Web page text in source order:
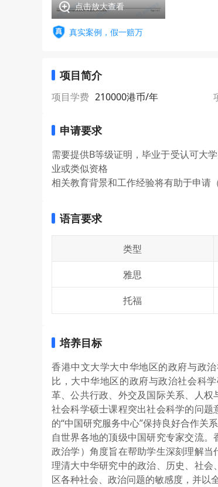
点击放大查看
真实案例，假一赔万
项目简介
项目学费 210000港币/年
申请要求
需要提供B等级证明，毕业于受认可大
业或类似资格
相关教育背景和工作经验将有助于申请
语言要求
类型
雅思
托福
培养目标
香港中文大学大中华地区的政府与政
比，大中华地区的政府与政治社会科
革、公共行政、外交及国际关系、人
社会科学硕士课程突出社会科学的问
的“中国研究服务中心”保持良好合作关
自世界各地的顶级中国研究专家交流
政治学）角度旨在帮助学生深刻理解
理清大中华研究中的政治、历史、社
区各种社会、政治问题的敏感度，并以